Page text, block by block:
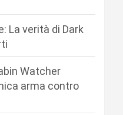
La verità di Dark
Watcher
arma contro